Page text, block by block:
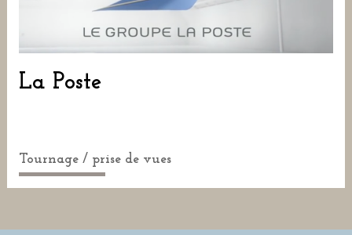
La Poste
Tournage / prise de vues